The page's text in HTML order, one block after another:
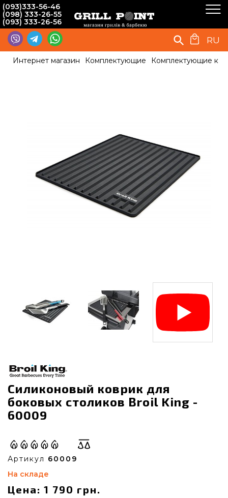
(093)333-56-46
(098) 333-26-55
(093) 333-26-56
RU
Интернет магазин Комплектующие Комплектующие к
Силиконовый коврик для
боковых столиков Broil King -
60009
Артикул 60009
На складе
Цена: 1 790 грн.